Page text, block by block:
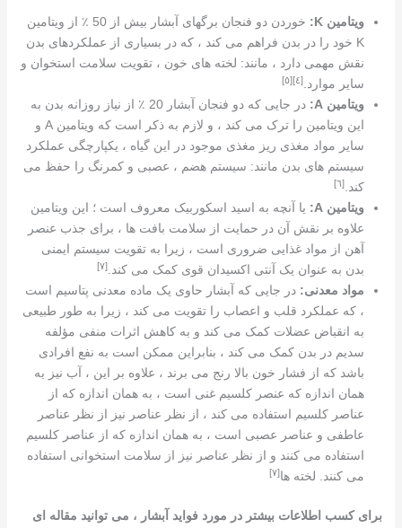
ویتامین K:
خوردن دو فنجان برگهای آبشار بیش از 50 ٪ از ویتامین
K خود را در بدن فراهم می کند ، که در بسیاری از عملکردهای بدن
نقش مهمی دارد ، مانند: لخته های خون ، تقویت سلامت استخوان و
سایر موارد.[٤] [٥]
ویتامین A:
در جایی که دو فنجان آبشار 20 ٪ از نیاز روزانه بدن به
این ویتامین را ترک می کند ، و لازم به ذکر است که ویتامین A و
سایر مواد مغذی ریز مغذی موجود در این گیاه ، یکپارچگی عملکرد
سیستم های بدن مانند: سیستم هضم ، عصبی و کمرنگ را حفظ می
کند.[٦]
ویتامین A:
یا آنچه به اسید اسکوربیک معروف است ؛ این ویتامین
علاوه بر نقش آن در حمایت از سلامت بافت ها ، برای جذب عنصر
آهن از مواد غذایی ضروری است ، زیرا به تقویت سیستم ایمنی
بدن به عنوان یک آنتی اکسیدان قوی کمک می کند.[٧]
مواد معدنی: در جایی که آبشار حاوی یک ماده معدنی پتاسیم است
، که عملکرد قلب و اعصاب را تقویت می کند ، زیرا به طور طبیعی
به انقباض عضلات کمک می کند و به کاهش اثرات منفی مؤلفه
سدیم در بدن کمک می کند ، بنابراین ممکن است به نفع افرادی
باشد که از فشار خون بالا رنج می برند ، علاوه بر این ، آب نیز به
همان اندازه که عنصر کلسیم غنی است ، به همان اندازه که از
عناصر کلسیم استفاده می کند ، از نظر عناصر نیز از نظر عناصر
عاطفی و عناصر عصبی است ، به همان اندازه که از عناصر کلسیم
استفاده می کنند و از نظر عناصر نیز از سلامت استخوانی استفاده
می کنند. لخته ها[٧]
برای کسب اطلاعات بیشتر در مورد فواید آبشار ، می توانید مقاله ای